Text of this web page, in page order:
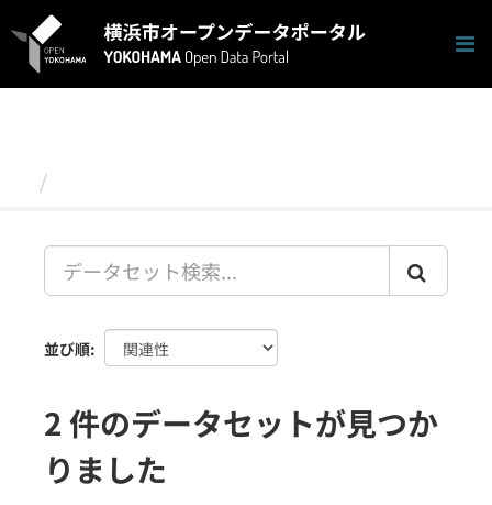
キ
並び順
2 件のデータセットが見つか
りました